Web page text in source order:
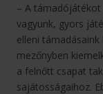
– A támadójátékot
vagyunk, gyors
elleni
mezőnyben
a felnőtt csapat
sajátosságaihoz.